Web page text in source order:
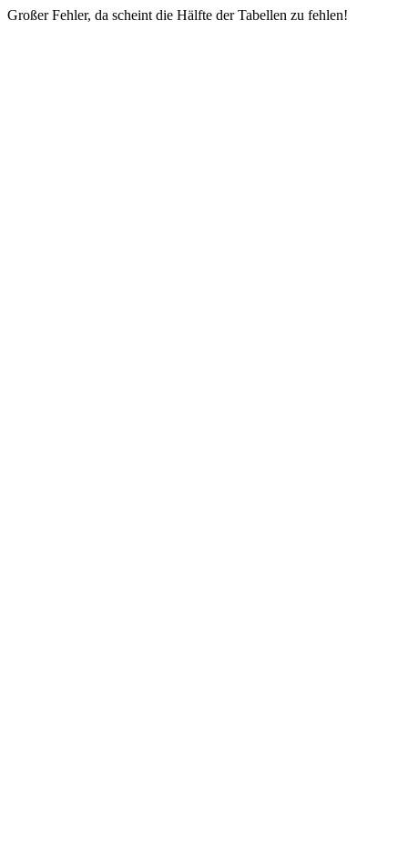
Großer Fehler, da scheint die Hälfte der Tabellen zu fehlen!